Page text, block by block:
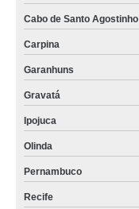
Cabo de Santo Agostinho
Carpina
Garanhuns
Gravatá
Ipojuca
Olinda
Pernambuco
Recife